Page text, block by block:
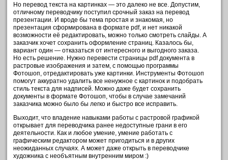
Но перевод текста на картинках — это далеко не все. Допустим,
отличному переводчику поступил срочный заказ на перевод
презентации. И вроде бы тема простая и знакомая, но
презентация сформирована в формате pdf, и нет никакой
возможности её редактировать, можно только смотреть слайды. А
заказчик хочет сохранить оформление страниц. Казалось бы,
вариант один — отказаться от интересного и выгодного заказа.
Но есть решение. Нужно перевести страницы pdf документа в
растровые изображения и затем, с помощью программы
Фотошоп, отредактировать уже картинки. Инструменты Фотошоп
помогут аккуратно удалить все ненужное с картинок и подобрать
стиль текста для надписей. Можно даже будет сохранить
документы в формате Фотошоп, чтобы в случае замечаний
заказчика можно было бы легко и быстро все исправить.
Выходит, что владение навыками работы с растровой графикой
открывает для переводчика ранее недоступные грани в его
деятельности. Как и любое умение, умение работать с
графическим редактором может пригодиться и в других
неожиданных случаях. А может даже открыть в переводчике
художника с необъятным внутренним миром :)